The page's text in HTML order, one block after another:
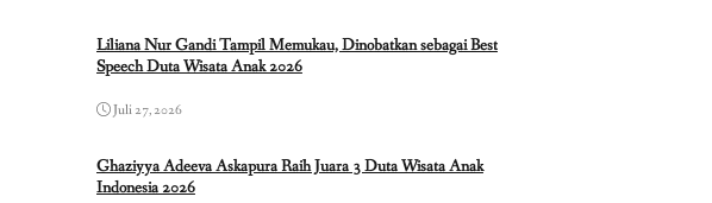
Liliana Nur Gandi Tampil Memukau, Dinobatkan sebagai Best
Speech Duta Wisata Anak 2026
Juli 27, 2026
Ghaziyya Adeeva Askapura Raih Juara 3 Duta Wisata Anak
Indonesia 2026